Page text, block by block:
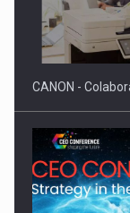
SAPTE
SI
CANON -